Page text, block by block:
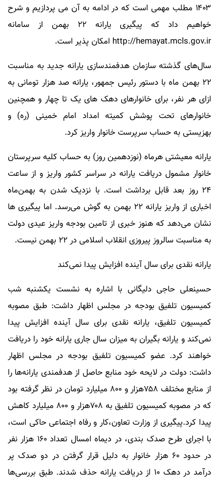
۱۴۰۳ مطلب مهمی است که در ادامه به آن می پردازیم و شرح
خواهیم داد که پیگیری یارانه ۲۲ بهمن از سامانه
http://hemayat.mcls.gov.ir امکان پذیر است.
سال‌های گذشته سازمان هدفمندسازی یارانه‌ جدید به مناسبت
۲۲ بهمن ماه با دستور رئیس جمهور، یارانه صد هزار تومانی به
ازای هر نفر، برای خانوارهای دهک های یک تا چهار و همچنین
خانوارهای تحت پوشش کمیته امداد امام خمینی (ره) و
بهزیستی به حساب سرپرست خانوار واریز کرد.
یارانه معیشتی هرماه (نوزدهمین روز) به حساب کلیه سرپرستان
خانوار مشمول دریافت یارانه در سراسر کشور واریز و از ساعت
۲۴ روز بعد قابل برداشت است. با نزدیک شدن به بهمن‌ماه
اخباری از واریز یارانه ۲۲ بهمن به گوش می‌رسد. اما پیگیری ها
نشان می‌دهد که هنوز خبری از تامین بودجه واریز عیدی دولت
به مناسبت سالروز پیروزی انقلاب اسلامی در ۲۲ بهمن نیست.
یارانه نقدی برای سال آینده افزایش پیدا نمی‌کند
حسینعلی حاجی دلیگانی با اشاره به نشست یکشنبه شب
کمیسیون تلفیق بودجه در مجلس اظهار داشت: طبق مصوبه
کمیسیون تلفیق، یارانه نقدی برای سال آینده افزایش پیدا
نمی‌کند و یارانه بگیران به میزان سال جاری یارانه خود را دریافت
خواهند کرد. عضو کمیسیون تلفیق بودجه در مجلس اظهار
داشت: دولت در لایحه خود منابع حاصل از هدفمندی یارانه‌ها را
از منابع مختلف ۷۵۸هزار و ۸۰۰ میلیارد تومان در نظر گرفته بود
که در مصوبه کمیسیون تلفیق به ۷۰۸هزار و ۸۰۰ میلیارد کاهش
پیدا کرد.پیگیری از وزارت تعاون،‌کار و رفاه اجتماعی حاکی است،‌
با اجرای طرح صدک بندی،‌ در دیماه امسال تعداد ۱۶۰ هزار نفر
در حدود ۶۰ هزار خانوار به دلیل قرار گرفتن در دو صدک پر
درآمد در دهک ۱۰ از دریافت یارانه حذف شدند. طبق بررسی‌ها